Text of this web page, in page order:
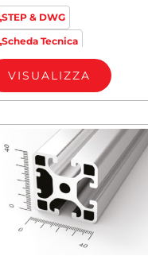
STEP & DWG
Scheda Tecnica
VISUALIZZA